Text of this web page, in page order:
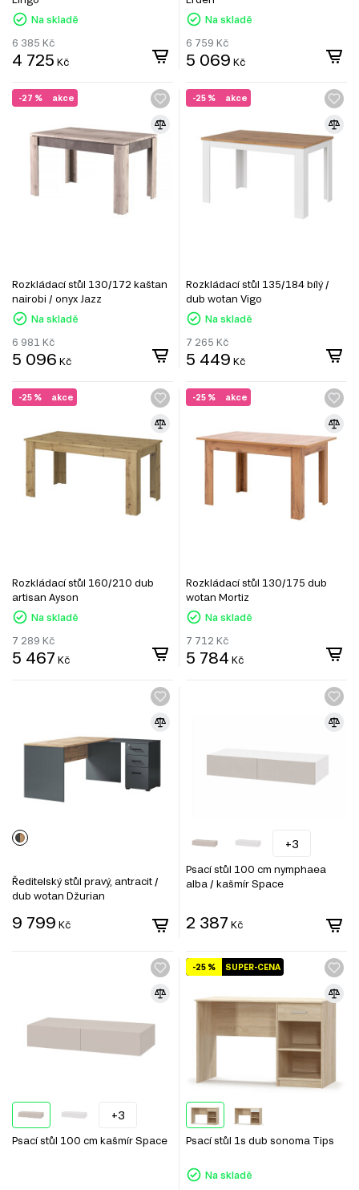
Na skladě
6 385 Kč
4 725 Kč
Na skladě
6 759 Kč
5 069 Kč
akce
-27 %
Rozkládací stůl 130/172 kaštan
nairobi / onyx Jazz
Na skladě
6 981 Kč
5 096 Kč
akce
-25 %
Rozkládací stůl 135/184 bílý /
dub wotan Vigo
Na skladě
7 265 Kč
5 449 Kč
akce
-25 %
Rozkládací stůl 160/210 dub
artisan Ayson
Na skladě
7 289 Kč
5 467 Kč
akce
-25 %
Rozkládací stůl 130/175 dub
wotan Mortiz
Na skladě
7 712 Kč
5 784 Kč
Ředitelský stůl pravý, antracit /
dub wotan Džurian
9 799 Kč
+3
Psací stůl 100 cm nymphaea
alba / kašmír Space
2 387 Kč
+3
Psací stůl 100 cm kašmír Space
SUPER-CENA
-25 %
Psací stůl 1s dub sonoma Tips
Na skladě